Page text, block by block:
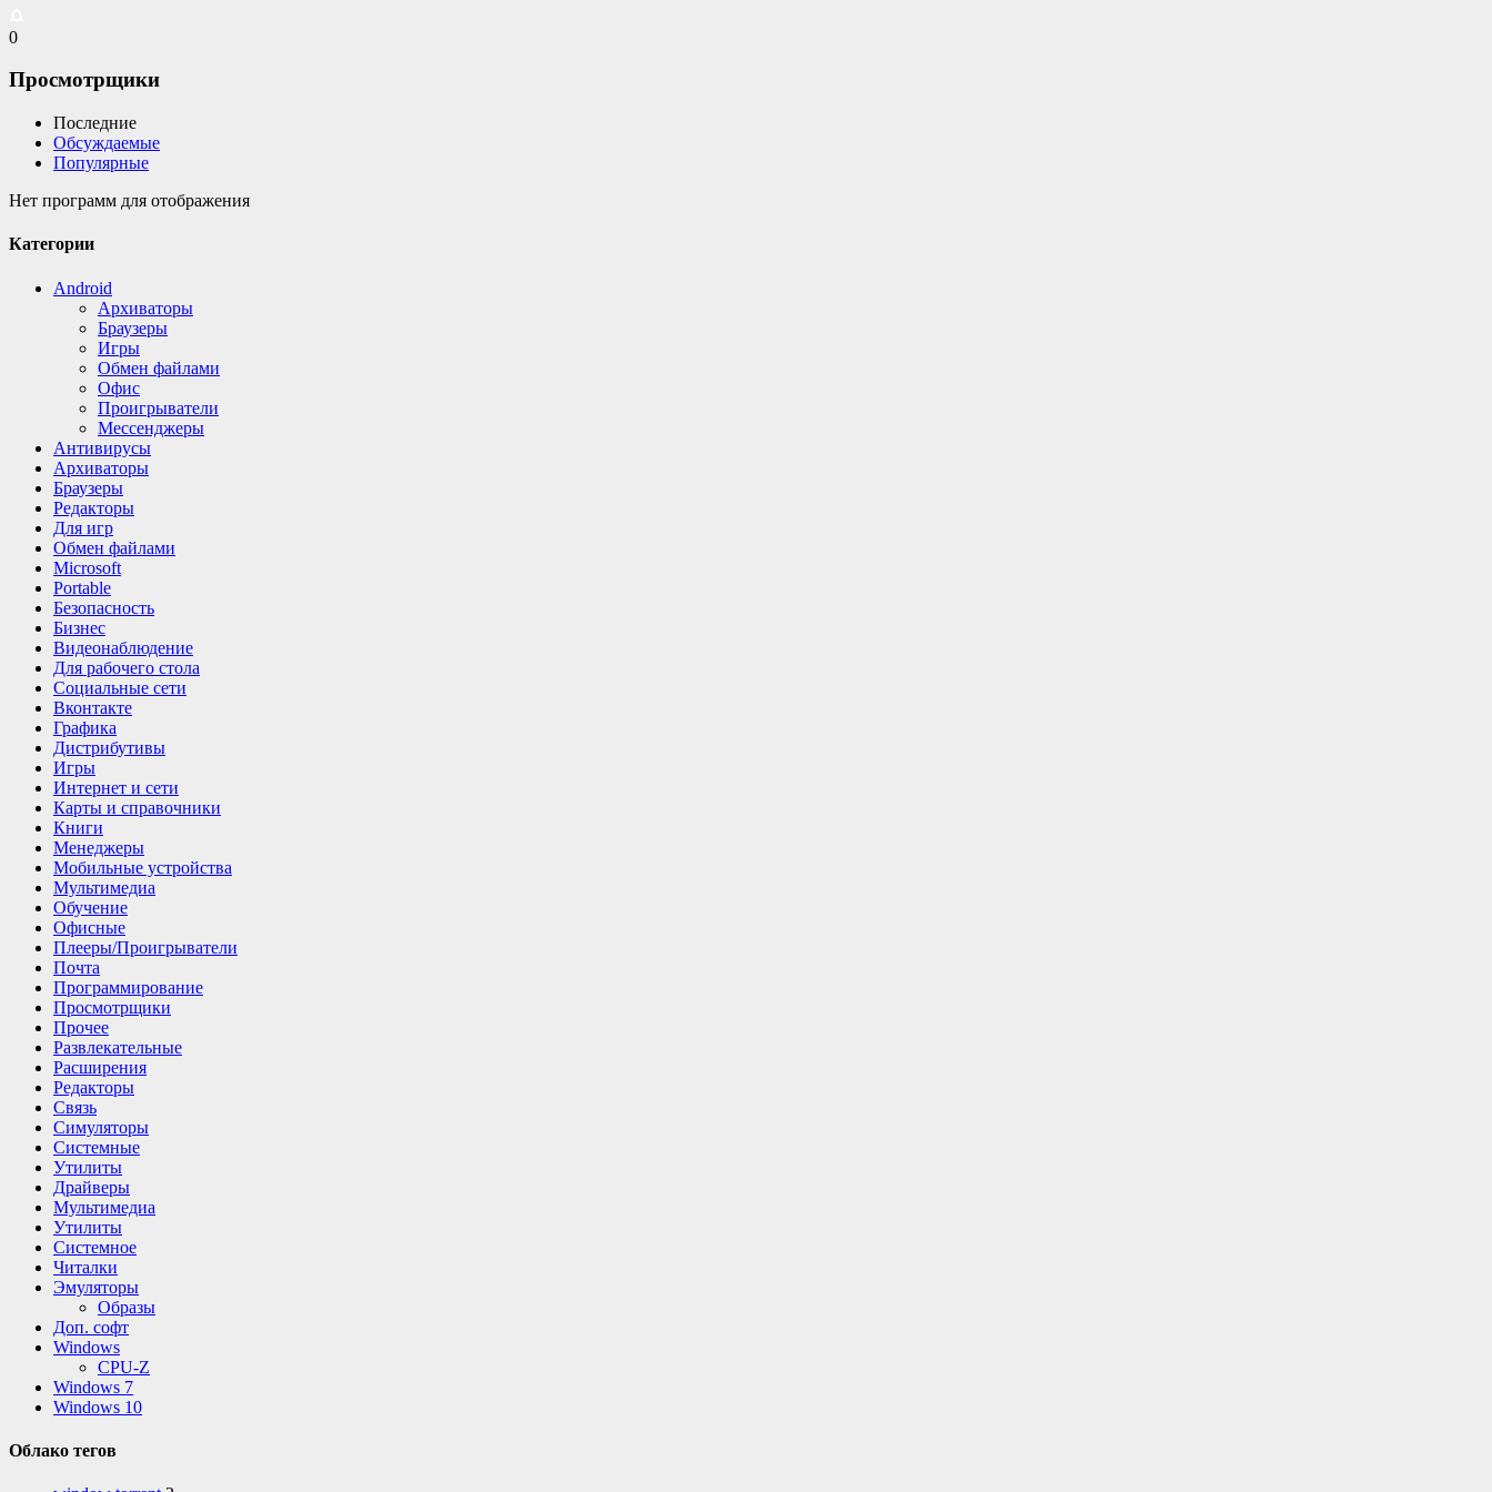
0
Просмотрщики
Последние
Обсуждаемые
Популярные
Нет программ для отображения
Категории
Android
Архиваторы
Браузеры
Игры
Обмен файлами
Офис
Проигрыватели
Мессенджеры
Антивирусы
Архиваторы
Браузеры
Редакторы
Для игр
Обмен файлами
Microsoft
Portable
Безопасность
Бизнес
Видеонаблюдение
Для рабочего стола
Социальные сети
Вконтакте
Графика
Дистрибутивы
Игры
Интернет и cети
Карты и справочники
Книги
Менеджеры
Мобильные устройства
Мультимедиа
Обучение
Офисные
Плееры/Проигрыватели
Почта
Программирование
Просмотрщики
Прочее
Развлекательные
Расширения
Редакторы
Связь
Симуляторы
Системные
Утилиты
Драйверы
Мультимедиа
Утилиты
Системное
Читалки
Эмуляторы
Образы
Доп. софт
Windows
CPU-Z
Windows 7
Windows 10
Облако тегов